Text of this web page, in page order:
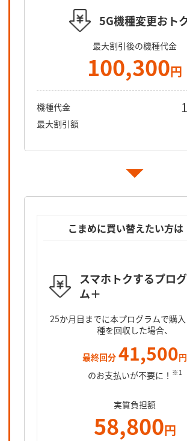
5G機種変更おト
最大割引後の機種代金
100,300円
機種代金
最大割引額
こまめに買い替えたい方は
スマホトクするプロ
ム＋
25か月目までに本プログラムで購
種を回収した場合、
最終回分 41,500円
のお支払いが不要に！ ※1
実質負担額
58,800円